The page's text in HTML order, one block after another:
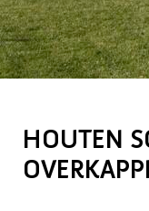
HOUTEN